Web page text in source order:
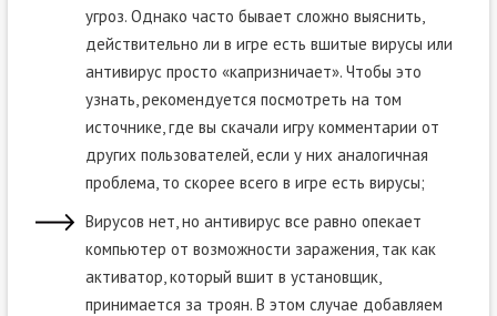
угроз. Однако часто бывает сложно выяснить,
действительно ли в игре есть вшитые вирусы или
антивирус просто «капризничает». Чтобы это
узнать, рекомендуется посмотреть на том
источнике, где вы скачали игру комментарии от
других пользователей, если у них аналогичная
проблема, то скорее всего в игре есть вирусы;
Вирусов нет, но антивирус все равно опекает
компьютер от возможности заражения, так как
активатор, который вшит в установщик,
принимается за троян. В этом случае добавляем